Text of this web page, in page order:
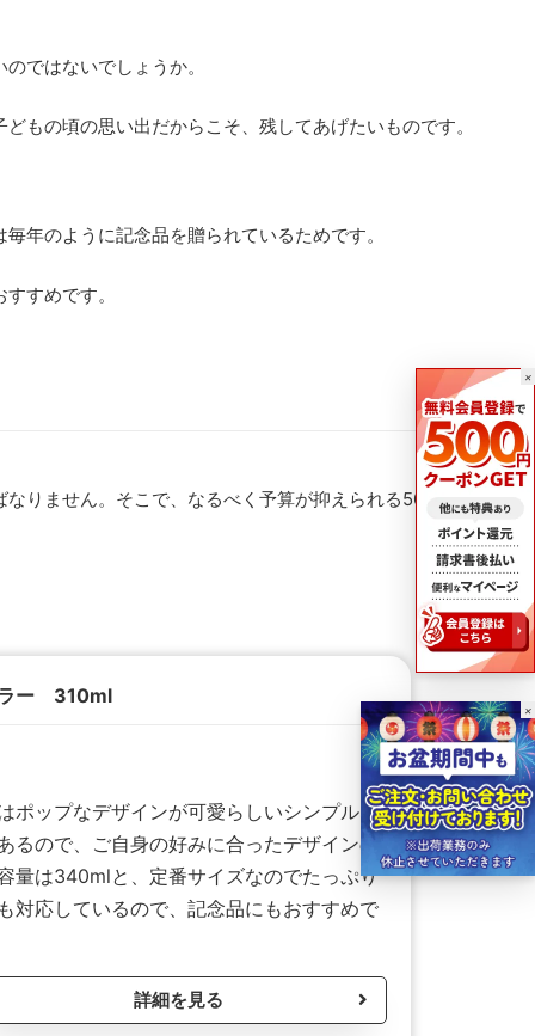
ではないでしょうか。
もの頃の思い出だからこそ、残してあげたいものです。
年のように記念品を贈られているためです。
すめです。
りません。そこで、なるべく予算が抑えられる500円〜
ー 310ml
ポップなデザインが可愛らしいシンプルな
るので、ご自身の好みに合ったデザインの
量は340mlと、定番サイズなのでたっぷり
対応しているので、記念品にもおすすめで
詳細を見る
×
×